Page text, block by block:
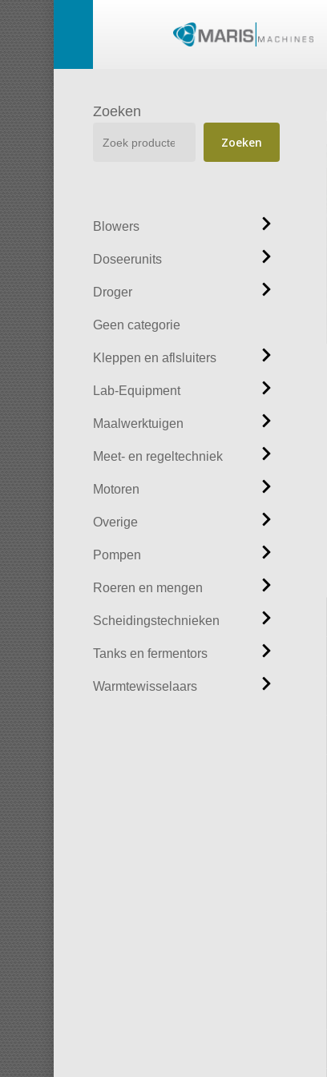
Skip
to
main
content
Zoeken
Zoeken
Blowers
Doseerunits
Droger
Geen categorie
Kleppen en aflsluiters
Lab-Equipment
Maalwerktuigen
Meet- en regeltechniek
Motoren
Overige
Pompen
Roeren en mengen
Scheidingstechnieken
Tanks en fermentors
Warmtewisselaars